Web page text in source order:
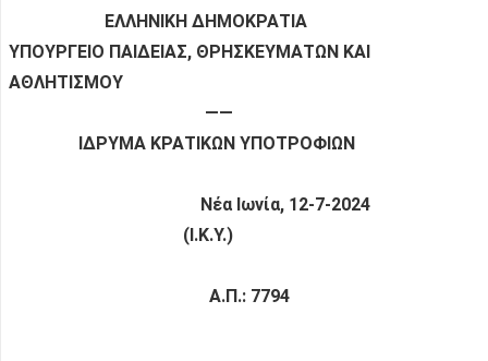
ΕΛΛΗΝΙΚΗ ΔΗΜΟΚΡΑΤΙΑ
ΥΠΟΥΡΓΕΙΟ ΠΑΙΔΕΙΑΣ, ΘΡΗΣΚΕΥΜΑΤΩΝ ΚΑΙ
ΑΘΛΗΤΙΣΜΟΥ
——
ΙΔΡΥΜΑ ΚΡΑΤΙΚΩΝ ΥΠΟΤΡΟΦΙΩΝ
Νέα Ιωνία, 12-7-2024
(Ι.Κ.Υ.)
Α.Π.: 7794